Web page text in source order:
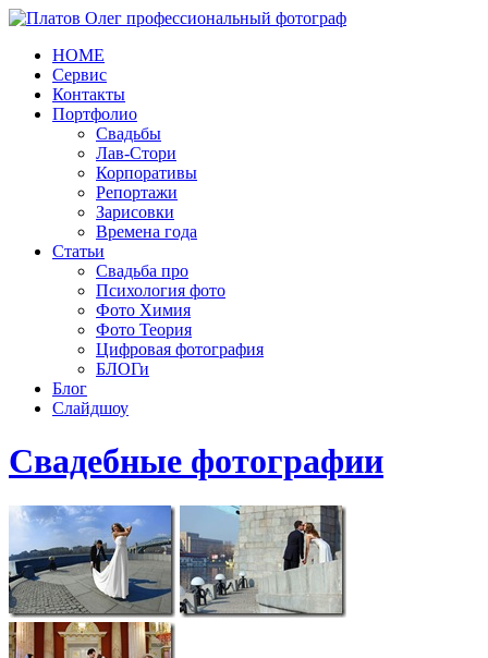
HOME
Сервис
Контакты
Портфолио
Свадьбы
Лав-Стори
Корпоративы
Репортажи
Зарисовки
Времена года
Статьи
Свадьба про
Психология фото
Фото Химия
Фото Теория
Цифровая фотография
БЛОГи
Блог
Слайдшоу
Свадебные фотографии